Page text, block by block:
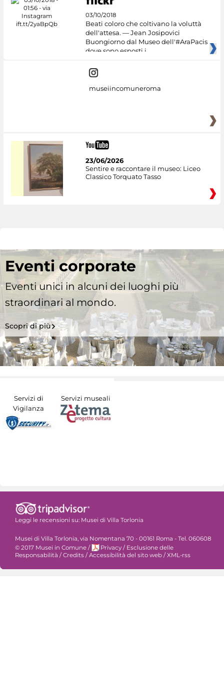
03/10/2018
Beati coloro che coltivano la voluttà
dell'attesa. — Jean Josipovici
Buongiorno dal Museo dell'#AraPacis
dove sono esposti i
museiincomuneroma
23/06/2026
Sentire e raccontare il museo: Liceo
Classico Torquato Tasso
Eventi corporate
Eventi unici in alcuni dei luoghi più
straordinari al mondo.
Scopri di più
Servizi di
Vigilanza
Servizi museali
Leggi le recensioni su: Musei di Villa Torlonia
Musei di Villa Torlonia, via Nomentana 70 - 00161 Roma - Tel. 060608
© 2017 Musei in Comune / Privacy / Esclusione delle
Responsabilità / Credits / Accessibilità del sito web / XML-rss